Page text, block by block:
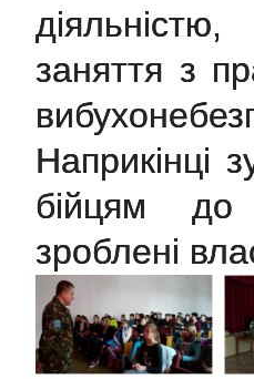
заняття з
Наприкінці
бійцям до
зроблені